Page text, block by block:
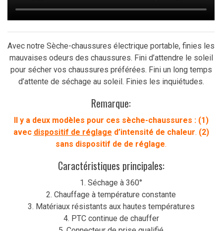
Avec notre Sèche-chaussures électrique portable, finies les
mauvaises odeurs des chaussures. Fini d’attendre le soleil
pour sécher vos chaussures préférées. Fini un long temps
d’attente de séchage au soleil. Finies les inquiétudes.
Remarque:
Il y a deux modèles pour ces sèche-chaussures : (1)
avec dispositif de réglage d’intensité de chaleur. (2)
sans dispositif de de réglage.
Caractéristiques principales:
1. Séchage à 360°
2. Chauffage à température constante
3. Matériaux résistants aux hautes températures
4. PTC continue de chauffer